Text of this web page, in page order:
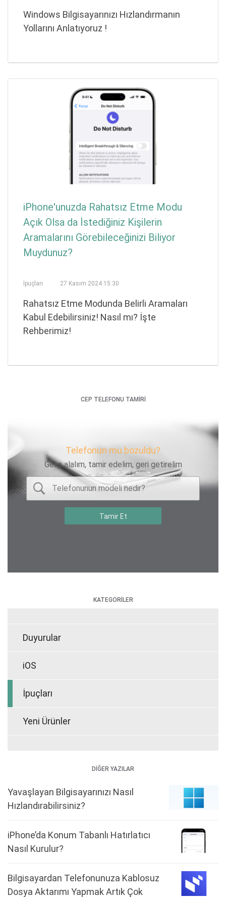
Windows Bilgisayarınızı Hızlandırmanın
Yollarını Anlatıyoruz !
iPhone'unuzda Rahatsız Etme Modu
Açık Olsa da İstediğiniz Kişilerin
Aramalarını Görebileceğinizi Biliyor
Muydunuz?
İpuçları 27 Kasım 2024 15:30
Rahatsız Etme Modunda Belirli Aramaları
Kabul Edebilirsiniz! Nasıl mı? İşte
Rehberimiz!
CEP TELEFONU TAMİRİ
Telefonun mu bozuldu?
Gelip alalım, tamir edelim, geri getirelim
KATEGORİLER
Duyurular
iOS
İpuçları
Yeni Ürünler
DİĞER YAZILAR
Yavaşlayan Bilgisayarınızı Nasıl
Hızlandırabilirsiniz?
iPhone’da Konum Tabanlı Hatırlatıcı
Nasıl Kurulur?
Bilgisayardan Telefonunuza Kablosuz
Dosya Aktarımı Yapmak Artık Çok